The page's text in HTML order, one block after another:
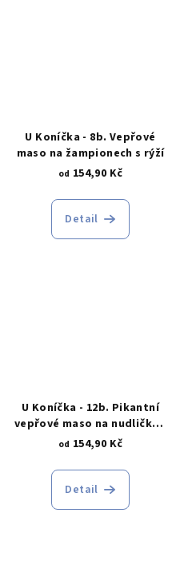
U Koníčka - 8b. Vepřové
maso na žampionech s rýží
od 154,90 Kč
Detail
U Koníčka - 12b. Pikantní
vepřové maso na nudličky s
rýží
od 154,90 Kč
Detail